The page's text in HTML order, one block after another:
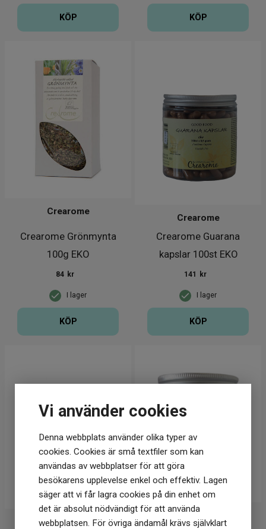
Vi använder cookies
Denna webbplats använder olika typer av
cookies. Cookies är små textfiler som kan
användas av webbplatser för att göra
besökarens upplevelse enkel och effektiv. Lagen
säger att vi får lagra cookies på din enhet om
det är absolut nödvändigt för att använda
webbplatsen. För övriga ändamål krävs självklart
KÖP KÖP
Crearome Grönmynta
100g EKO
Crearome
I lager
84 kr
KÖP
Crearome Guarana
kapslar 100st EKO
Crearome
I lager
141 kr
KÖP
Crearome
Crearome